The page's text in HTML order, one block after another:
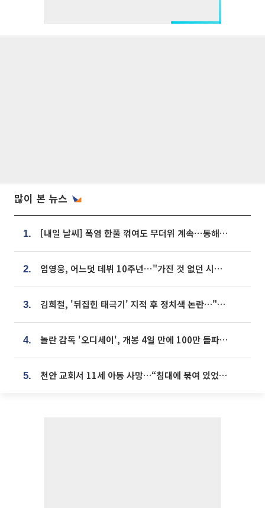
많이 본 뉴스
1. [내일 날씨] 폭염 한풀 꺾여도 무더위 계속⋯동해안 이틀 연속 비
2. 임영웅, 어느덧 데뷔 10주년⋯"가진 것 없던 시절, 내 앞엔 20명의 팬뿐"
3. 김희철, '뒤집힌 태극기' 지적 후 정치색 논란…"좌우 떠나 우리나라 국기"
4. 놀란 감독 '오디세이', 개봉 4일 만에 100만 돌파⋯'왕사남' 보다 빠르다
5. 천안 교회서 11세 아동 사망…“침대에 묶여 있었다” 진술 확보